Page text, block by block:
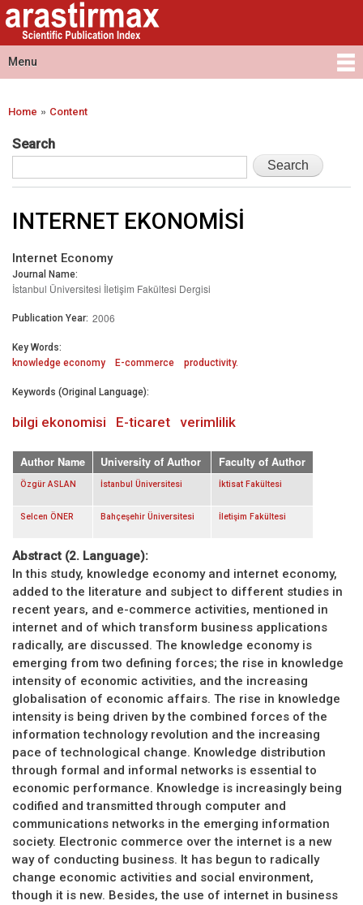
Skip to
main
content
Arastirmax
- Scientific
Publication
Index
Arastirmax
Scientific
Publication
Index
Menu
Main menu
You are here
Home » Content
Search
INTERNET EKONOMİSİ
Internet Economy
Journal Name:
İstanbul Üniversitesi İletişim Fakültesi Dergisi
Publication Year: 2006
Key Words:
knowledge economy
E-commerce productivity.
Keywords (Original Language):
bilgi ekonomisi E-ticaret verimlilik
Author Name University of Author Faculty of Author
Özgür ASLAN İstanbul Üniversitesi İktisat Fakültesi
Selcen ÖNER Bahçeşehir Üniversitesi İletişim Fakültesi
Abstract (2. Language):
In this study, knowledge economy and internet economy,
added to the literature and subject to different studies in
recent years, and e-commerce activities, mentioned in
internet and of which transform business applications
radically, are discussed. The knowledge economy is
emerging from two defining forces; the rise in knowledge
intensity of economic activities, and the increasing
globalisation of economic affairs. The rise in knowledge
intensity is being driven by the combined forces of the
information technology revolution and the increasing
pace of technological change. Knowledge distribution
through formal and informal networks is essential to
economic performance. Knowledge is increasingly being
codified and transmitted through computer and
communications networks in the emerging information
society. Electronic commerce over the internet is a new
way of conducting business. It has begun to radically
change economic activities and social environment,
though it is new. Besides, the use of internet in business